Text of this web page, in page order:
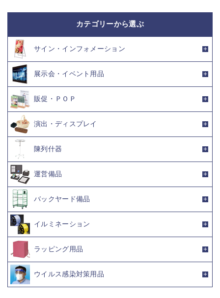
カテゴリーから選ぶ
サイン・インフォメーション
展示会・イベント用品
販促・ＰＯＰ
演出・ディスプレイ
陳列什器
運営備品
バックヤード備品
イルミネーション
ラッピング用品
ウイルス感染対策用品